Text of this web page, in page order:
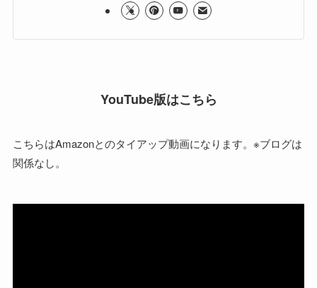
YouTube版はこちら
こちらはAmazonとのタイアップ動画になります。※ブログは
関係なし。